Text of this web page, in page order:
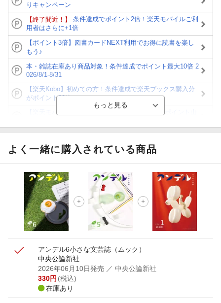
りキャンペーン
【終了間近！】
条件達成でポイント2倍！楽天モバイルご利
用者はさらに+1倍
【ポイント3倍】図書カードNEXT利用でお得に読書を楽し
もう♪
本・雑誌在庫あり商品対象！条件達成でポイント最大10倍 2
026/8/1-8/31
【楽天Kobo】初めての方！条件達成で楽天ブックス購入分
がポイント20倍
ト山分け
エントリー＆3,000円以上購入で無料データSIM（3GB/月プ
ラン）が当たる！
楽天モバイル紹介キャンペーンの拡散で300円OFFクーポン
進呈
よく一緒に購入されている商品
アンデル6小さな文芸誌 （ムック）
中央公論新社
2026年06月10日発売 ／ 中央公論新社
330円 (税込)
在庫あり